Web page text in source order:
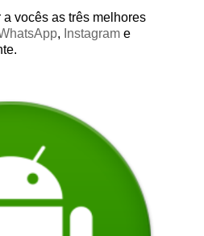
vocês as três melhores
, Instagram e